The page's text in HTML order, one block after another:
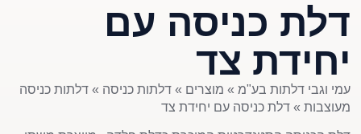
דלת כניסה עם
יחידת צד
עמי וגבי דלתות בע"מ » מוצרים »דלתות כניסה »דלתות כניסה
מעוצבות »דלת כניסה עם יחידת צד